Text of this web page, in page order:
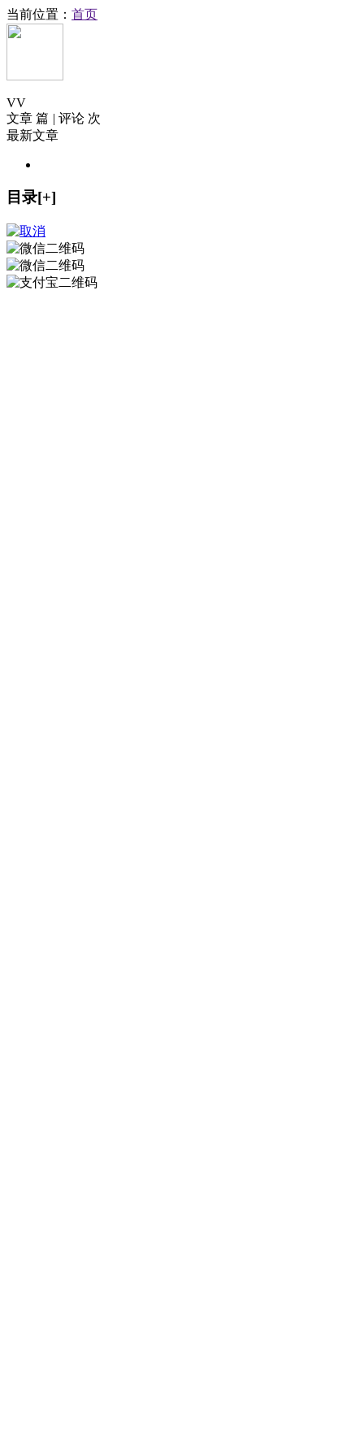
当前位置： 首页
VV
文章 篇 | 评论 次
最新文章
目录[+]